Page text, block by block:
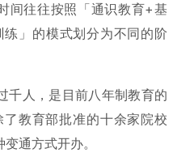
往往按照「通识教育+基
」的模式划分为不同的阶
千人，是目前八年制教育的
教育部批准的十余家院校
通方式开办。